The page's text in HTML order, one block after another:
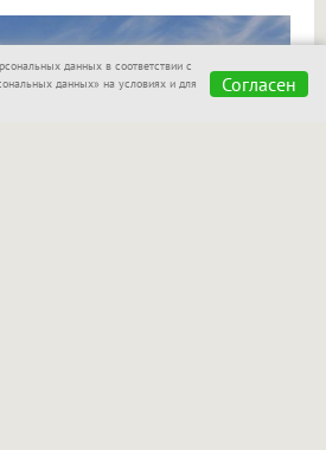
данных в соответствии с
данных» на условиях и для
Согласен